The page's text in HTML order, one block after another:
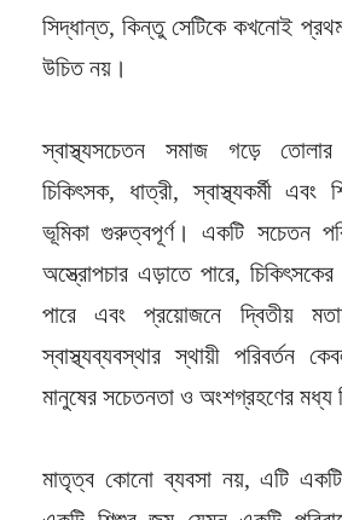
সিদ্ধান্ত, কিন্তু সেটিকে কখনোই
উচিত নয়।
স্বাস্থ্যসচেতন সমাজ গড়ে
চিকিৎসক, ধাত্রী, স্বাস্থ্যকর্মী এবং
ভূমিকা গুরুত্বপূর্ণ। একটি সচেতন
অস্ত্রোপচার এড়াতে পারে,
পারে এবং প্রয়োজনে দ্বিতীয়
স্বাস্থ্যব্যবস্থার স্থায়ী পরিবর্তন
মানুষের সচেতনতা ও অংশগ্রহণের মধ্য
মাতৃত্ব কোনো ব্যবসা নয়, এটি একটি